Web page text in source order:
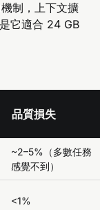
制，上下文擴
它適合 24 GB
品質損失
~2–5%（多數任務
感覺不到）
<1%